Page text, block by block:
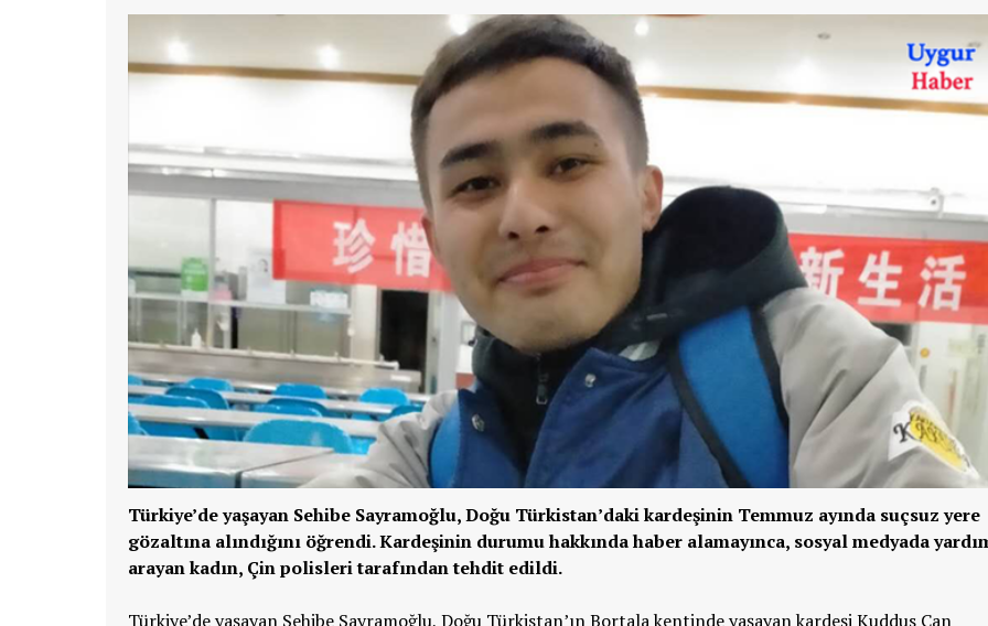
Türkiye’de yaşayan Sehibe Sayramoğlu, Doğu Türkistan’daki kardeşinin Temmuz ayında suçsuz yere
gözaltına alındığını öğrendi. Kardeşinin durumu hakkında haber alamayınca, sosyal medyada
arayan kadın, Çin polisleri tarafından tehdit edildi.
Türkiye’de yaşayan Sehibe Sayramoğlu, Doğu Türkistan’ın Bortala kentinde yaşayan kardeşi Kuddus Can